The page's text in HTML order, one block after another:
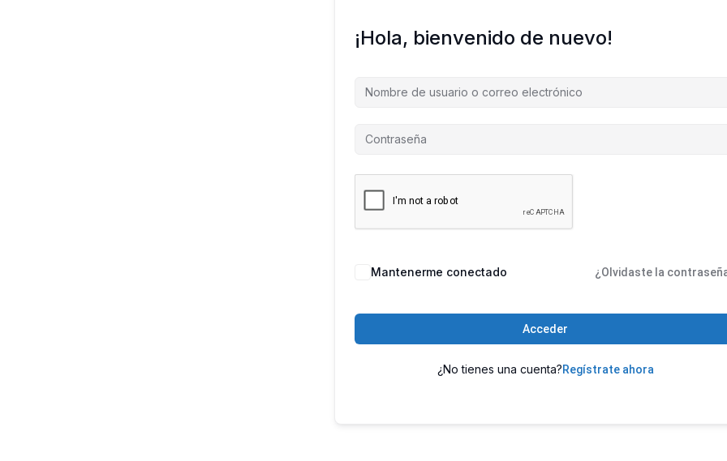
¡Hola, bienvenido de nuevo!
Mantenerme conectado ¿Olvidaste la
Acceder
¿No tienes una cuenta?Regístrate ahora